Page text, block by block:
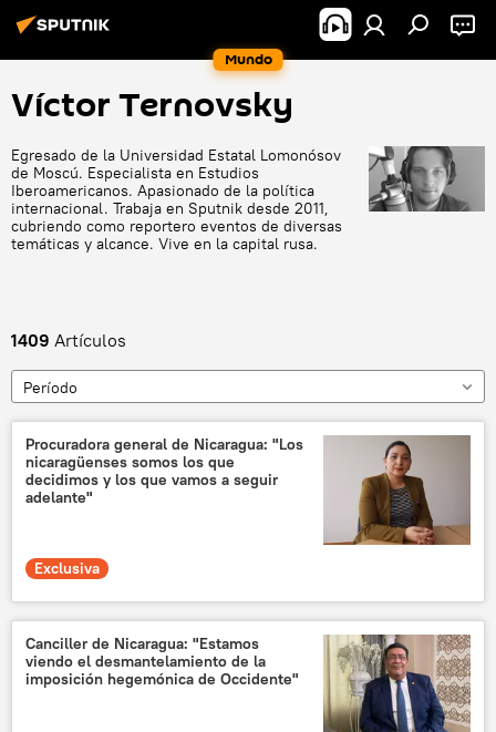
Mundo
Víctor Ternovsky
Egresado de la Universidad Estatal Lomonósov
de Moscú. Especialista en Estudios
Iberoamericanos. Apasionado de la política
internacional. Trabaja en Sputnik desde 2011,
cubriendo como reportero eventos de diversas
temáticas y alcance. Vive en la capital rusa.
1409 Artículos
Período
Procuradora general de Nicaragua: "Los
nicaragüenses somos los que
decidimos y los que vamos a seguir
adelante"
Exclusiva
Canciller de Nicaragua: "Estamos
viendo el desmantelamiento de la
imposición hegemónica de Occidente"